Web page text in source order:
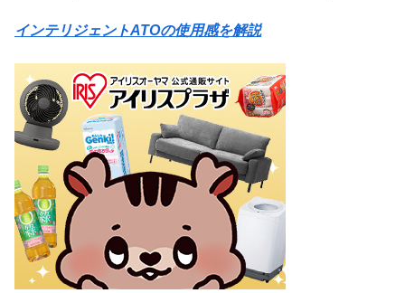
インテリジェントATOの使用感を解説